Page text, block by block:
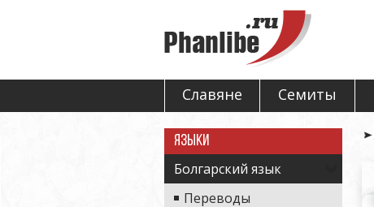
Славяне Семиты
Языки
Болгарский язык
Переводы